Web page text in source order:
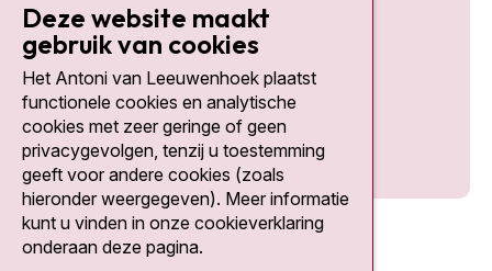
Social media
Deze website maakt
gebruik van cookies
Het Antoni van Leeuwenhoek plaatst
functionele cookies en analytische
cookies met zeer geringe of geen
privacygevolgen, tenzij u toestemming
geeft voor andere cookies (zoals
hieronder weergegeven). Meer informatie
kunt u vinden in onze cookieverklaring
onderaan deze pagina.